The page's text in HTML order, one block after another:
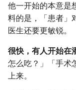
他一开始的本意是
料的是，「患者」
医生还要更敏锐。
很快，有人开始在
怎么吃？」「手术
上来。